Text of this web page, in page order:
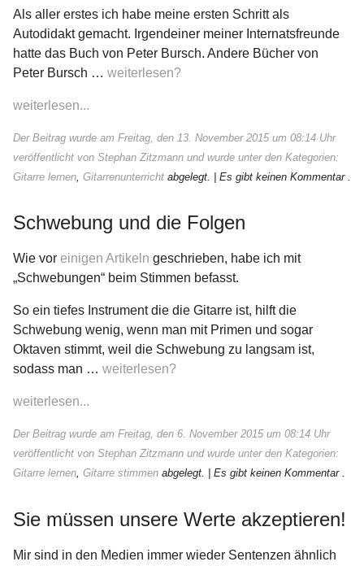
Als aller erstes ich habe meine ersten Schritt als
Autodidakt gemacht. Irgendeiner meiner Internatsfreunde
hatte das Buch von Peter Bursch. Andere Bücher von
Peter Bursch … weiterlesen?
weiterlesen...
Der Beitrag wurde am Freitag, den 13. November 2015 um 08:14 Uhr
veröffentlicht von Stephan Zitzmann und wurde unter den Kategorien:
Gitarre lernen Gitarrenunterricht abgelegt. | Es gibt keinen Kommentar .
Schwebung und die Folgen
Wie vor einigen Artikeln geschrieben, habe ich mit
„Schwebungen“ beim Stimmen befasst.
So ein tiefes Instrument die die Gitarre ist, hilft die
Schwebung wenig, wenn man mit Primen und sogar
Oktaven stimmt, weil die Schwebung zu langsam ist,
sodass man … weiterlesen?
weiterlesen...
Der Beitrag wurde am Freitag, den 6. November 2015 um 08:14 Uhr
veröffentlicht von Stephan Zitzmann und wurde unter den Kategorien:
Gitarre lernen, Gitarre stimmen abgelegt. | Es gibt keinen Kommentar .
Sie müssen unsere Werte akzeptieren!
Mir sind in den Medien immer wieder Sentenzen ähnlich